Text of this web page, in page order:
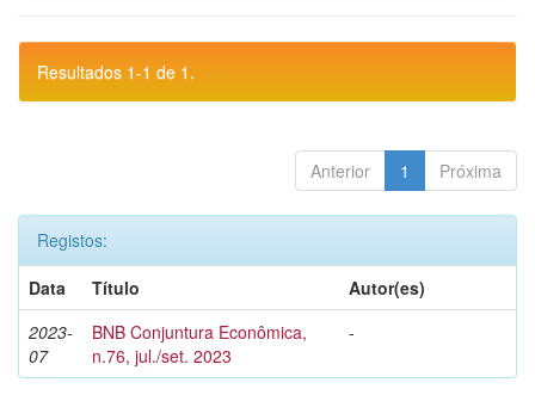
Resultados 1-1 de 1.
Anterior 1 Próxima
Registos:
Data
Título
Autor(es)
2023-
07
BNB Conjuntura Econômica,
n.76, jul./set. 2023
-